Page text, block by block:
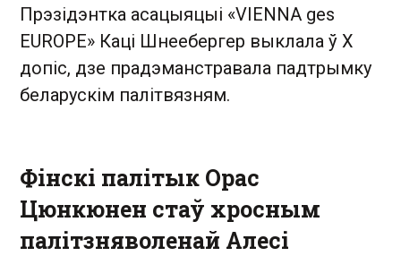
Прэзідэнтка асацыяцыі «VIENNA ges
EUROPE» Каці Шнеебергер выклала ў X
допіс, дзе прадэманстравала падтрымку
беларускім палітвязням.
Фінскі палітык Орас
Цюнкюнен стаў хросным
палітзняволенай Алесі